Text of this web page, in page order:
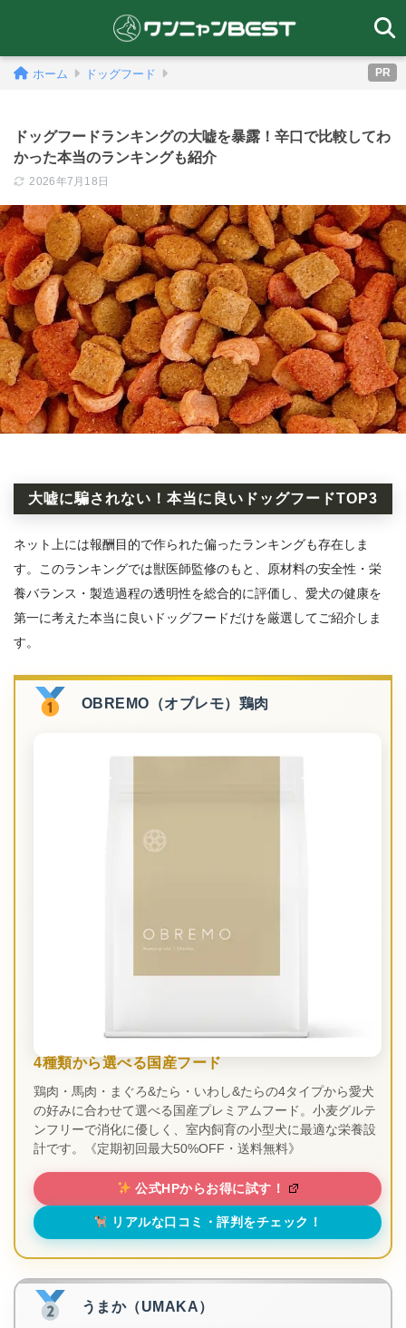
PR
ホーム ドッグフード
ドッグフードランキングの大嘘を暴露！辛口で比較してわ
かった本当のランキングも紹介
2026年7月18日
大嘘に騙されない！本当に良いドッグフードTOP3
ネット上には報酬目的で作られた偏ったランキングも存在しま
す。このランキングでは獣医師監修のもと、原材料の安全性・栄
養バランス・製造過程の透明性を総合的に評価し、愛犬の健康を
第一に考えた本当に良いドッグフードだけを厳選してご紹介しま
す。
OBREMO（オブレモ）鶏肉
4種類から選べる国産フード
鶏肉・馬肉・まぐろ&たら・いわし&たらの4タイプから愛犬
の好みに合わせて選べる国産プレミアムフード。小麦グルテ
ンフリーで消化に優しく、室内飼育の小型犬に最適な栄養設
計です。《定期初回最大50%OFF・送料無料》
公式HPからお得に試す！
リアルな口コミ・評判をチェック！
うまか（UMAKA）